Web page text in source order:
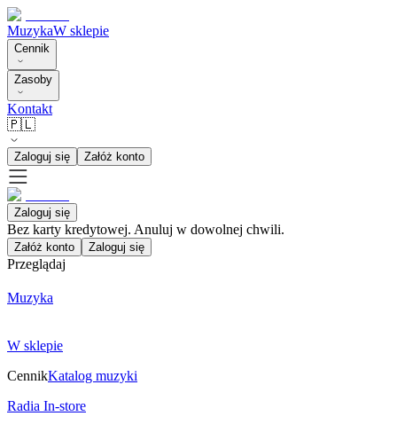
MuzykaW sklepie
Cennik
Zasoby
Kontakt
🇵🇱
Zaloguj się Załóż konto
Zaloguj się
Bez karty kredytowej. Anuluj w dowolnej chwili.
Załóż konto Zaloguj się
Przeglądaj
Muzyka
W sklepie
CennikKatalog muzyki
Radia In-store